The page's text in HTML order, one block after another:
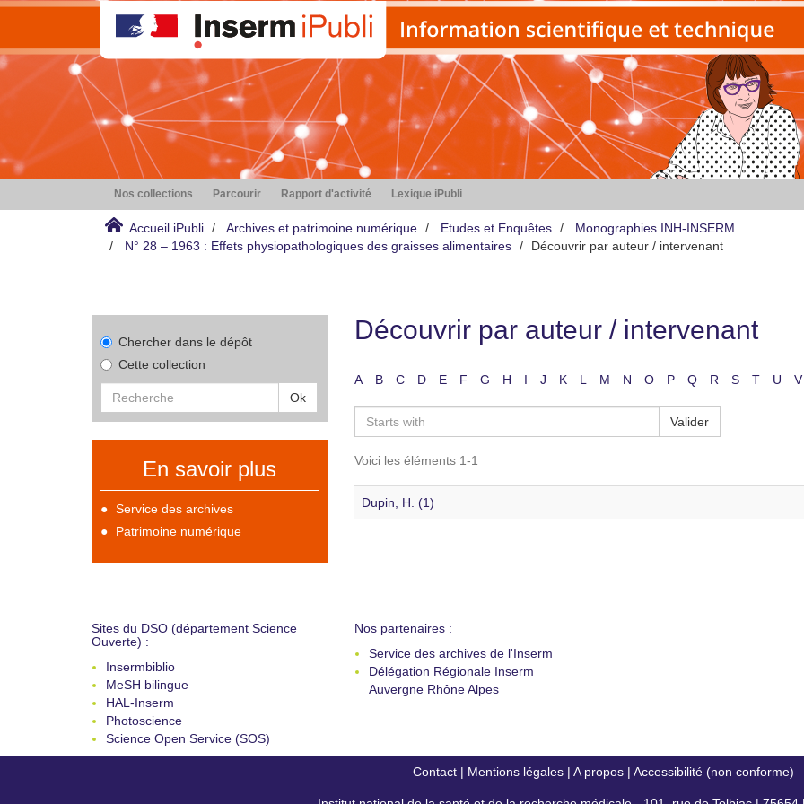
Nos collections Parcourir Rapport d'activité Lexique iPubli
Accueil iPubli Archives et patrimoine numérique Etudes et Enquêtes
Monographies INH-INSERM
N° 28 – 1963 : Effets physiopathologiques des graisses alimentaires
Découvrir par auteur / intervenant
Chercher dans le dépôt
Cette collection
Ok
En savoir plus
Service des archives
Patrimoine numérique
Découvrir par auteur / intervenant
A B C D E F G H I J K L M N O P Q R S T U V
Valider
Voici les éléments 1-1
Dupin, H. (1)
Sites du DSO (département Science
Ouverte) :
Insermbiblio
MeSH bilingue
HAL-Inserm
Photoscience
Science Open Service (SOS)
Nos partenaires :
Service des archives de l'Inserm
Délégation Régionale Inserm
Auvergne Rhône Alpes
Contact| Mentions légales| A propos| Accessibilité (non conforme)